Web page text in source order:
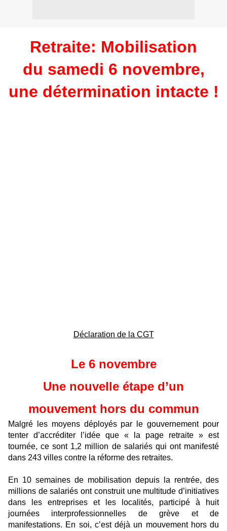
Retraite: Mobilisation
du samedi 6 novembre,
une détermination intacte !
Déclaration de la CGT
Le 6 novembre
Une nouvelle étape d’un
mouvement hors du commun
Malgré les moyens déployés par le gouvernement pour
tenter d’accréditer l’idée que « la page retraite » est
tournée, ce sont 1,2 million de salariés qui ont manifesté
dans 243 villes contre la réforme des retraites.
En 10 semaines de mobilisation depuis la rentrée, des
millions de salariés ont construit une multitude d’initiatives
dans les entreprises et les localités, participé à huit
journées interprofessionnelles de grève et de
manifestations. En soi, c’est déjà un mouvement hors du